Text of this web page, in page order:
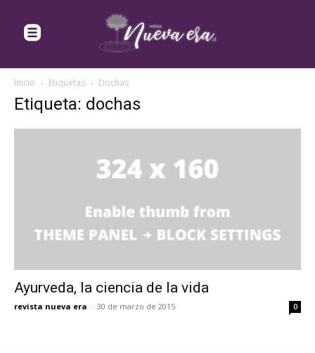
Inicio Etiquetas Dochas
Etiqueta: dochas
Ayurveda, la ciencia de la vida
revista nueva era - 30 de marzo de 2015 0